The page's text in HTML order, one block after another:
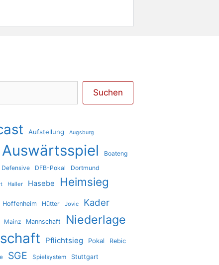
Suchen
Aufstellung Augsburg
Auswärtsspiel
Boateng
Defensive DFB-Pokal Dortmund
Haller Hasebe Heimsieg
Hoffenheim Hütter Jovic Kader
Mainz Mannschaft Niederlage
Pflichtsieg Pokal Rebic
SGE Spielsystem Stuttgart